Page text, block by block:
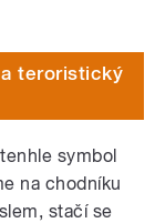
teroristický
symbol
na chodníku
stačí se